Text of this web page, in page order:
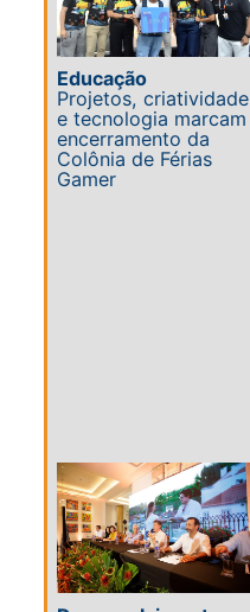
Educação
Projetos, criatividade
e tecnologia marcam
encerramento da
Colônia de Férias
Gamer